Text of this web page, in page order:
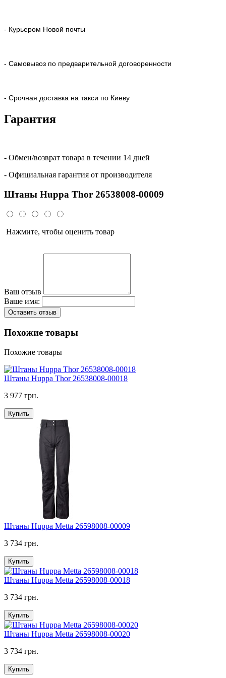
- Курьером Новой почты
- Самовывоз по предварительной договоренности
- Срочная доставка на такси по Киеву
Гарантия
- Обмен/возврат товара в течении 14 дней
- Официальная гарантия от производителя
Штаны Huppa Thor 26538008-00009
Нажмите, чтобы оценить товар
Ваш отзыв
Ваше имя:
Оставить отзыв
Похожие товары
Похожие товары
Штаны Huppa Thor 26538008-00018
3 977 грн.
Купить
Штаны Huppa Metta 26598008-00009
3 734 грн.
Купить
Штаны Huppa Metta 26598008-00018
3 734 грн.
Купить
Штаны Huppa Metta 26598008-00020
3 734 грн.
Купить